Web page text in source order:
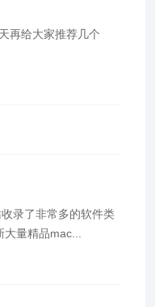
再给大家推荐几个
录了非常多的软件类
量精品mac...